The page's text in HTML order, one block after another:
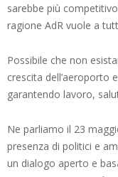
sarebbe più
ragione AdR vuole a
Possibile che non
crescita dell’aeroporto
garantendo lavoro,
Ne parliamo il 23
presenza di politici e
un dialogo aperto e